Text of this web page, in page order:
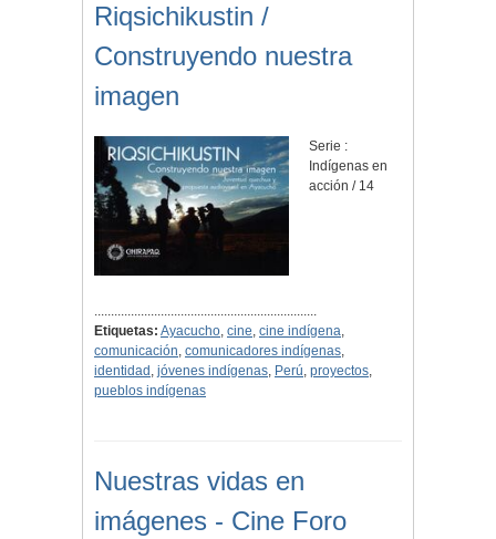
Riqsichikustin /
Construyendo nuestra
imagen
Serie :
Indígenas en
acción / 14
...................................................................
Etiquetas: Ayacucho, cine, cine indígena,
comunicación, comunicadores indígenas,
identidad , jóvenes indígenas, Perú, proyectos,
pueblos indígenas
Nuestras vidas en
imágenes - Cine Foro